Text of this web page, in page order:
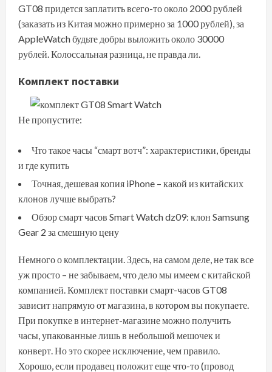
GT08 придется заплатить всего-то около 2000 рублей
(заказать из Китая можно примерно за 1000 рублей), за
AppleWatch будьте добры выложить около 30000
рублей. Колоссальная разница, не правда ли.
Комплект поставки
Не пропустите:
Что такое часы “смарт вотч”: характеристики, бренды
и где купить
Точная, дешевая копия iPhone – какой из китайских
клонов лучше выбрать?
Обзор смарт часов Smart Watch dz09: клон Samsung
Gear 2 за смешную цену
Немного о комплектации. Здесь, на самом деле, не так все
уж просто – не забываем, что дело мы имеем с китайской
компанией. Комплект поставки смарт-часов GT08
зависит напрямую от магазина, в котором вы покупаете.
При покупке в интернет-магазине можно получить
часы, упакованные лишь в небольшой мешочек и
конверт. Но это скорее исключение, чем правило.
Хорошо, если продавец положит еще что-то (провод